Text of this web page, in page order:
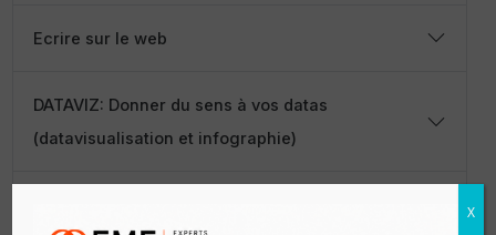
Ecrire sur le web
DATAVIZ: Donner du sens à vos datas
(datavisualisation et infographie)
X